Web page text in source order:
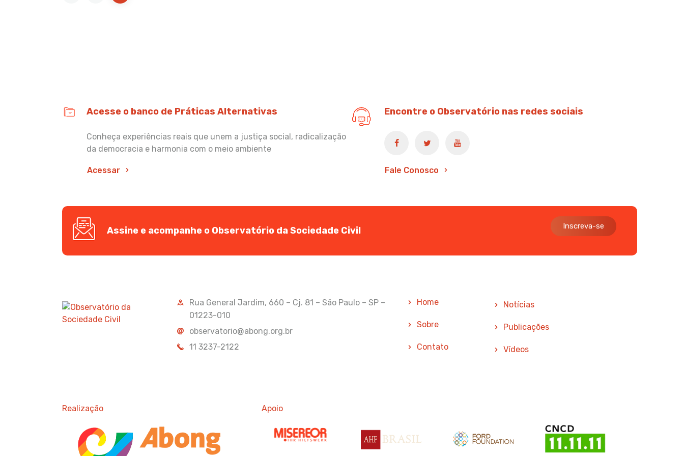
Acesse o banco de Práticas Alternativas
Conheça experiências reais que unem a justiça social, radicalização
da democracia e harmonia com o meio ambiente
Acessar
Encontre o Observatório nas redes sociais
Fale Conosco
Assine e acompanhe o Observatório da Sociedade Civil Inscreva-se
Rua General Jardim, 660 – Cj. 81 – São Paulo – SP –
01223-010
observatorio@abong.org.br
11 3237-2122
Home
Sobre
Contato
Notícias
Publicações
Vídeos
Realização Apoio